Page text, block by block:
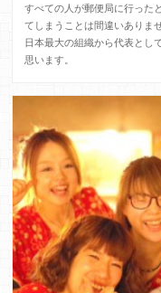
すべての人が郵便局に行った
てしまうことは間違いありま
日本最大の組織から代表とし
思います。